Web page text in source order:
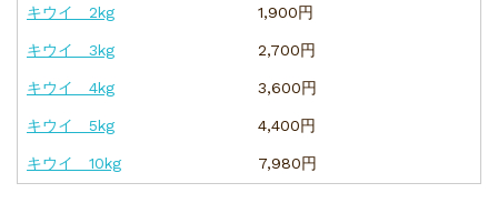
キウイ 2kg 1,900円
キウイ 3kg 2,700円
キウイ 4kg 3,600円
キウイ 5kg 4,400円
キウイ 10kg 7,980円